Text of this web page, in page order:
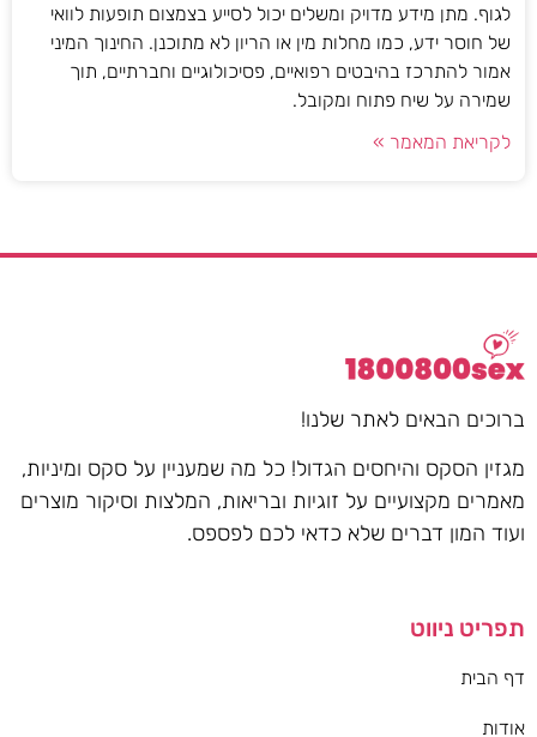
לגוף. מתן מידע מדויק ומשלים יכול לסייע בצמצום תופעות לוואי
של חוסר ידע, כמו מחלות מין או הריון לא מתוכנן. החינוך המיני
אמור להתרכז בהיבטים רפואיים, פסיכולוגיים וחברתיים, תוך
שמירה על שיח פתוח ומקובל.
לקריאת המאמר »
ברוכים הבאים לאתר שלנו!
מגזין הסקס והיחסים הגדול! כל מה שמעניין על סקס ומיניות,
מאמרים מקצועיים על זוגיות ובריאות, המלצות וסיקור מוצרים
ועוד המון דברים שלא כדאי לכם לפספס.
תפריט ניווט
דף הבית
אודות